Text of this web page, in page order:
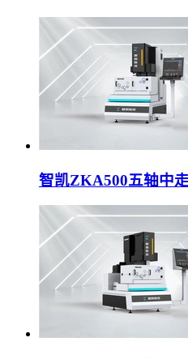
智凯ZKA500五轴中